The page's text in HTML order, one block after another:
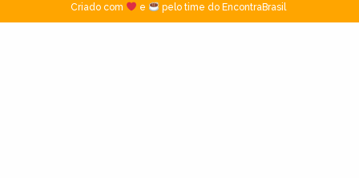
Criado com
e pelo time do EncontraBrasil